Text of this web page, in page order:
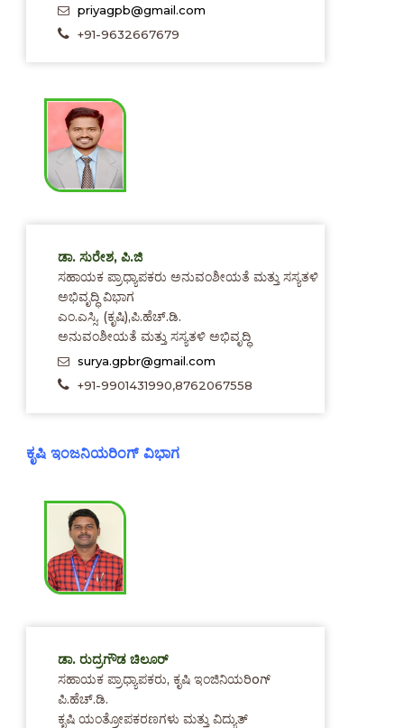
priyagpb@gmail.com
+91-9632667679
ಡಾ. ಸುರೇಶ, ಪಿ.ಜಿ
ಸಹಾಯಕ ಪ್ರಾಧ್ಯಾಪಕರು ಅನುವಂಶೀಯತೆ ಮತ್ತು ಸಸ್ಯತಳಿ
ಅಭಿವೃದ್ಧಿ ವಿಭಾಗ
ಎಂ.ಎಸ್ಸಿ. (ಕೃಷಿ),ಪಿ.ಹೆಚ್.ಡಿ.
ಅನುವಂಶೀಯತೆ ಮತ್ತು ಸಸ್ಯತಳಿ ಅಭಿವೃದ್ಧಿ
surya.gpbr@gmail.com
+91-9901431990,8762067558
ಕೃಷಿ ಇಂಜನಿಯರಿಂಗ್ ವಿಭಾಗ
ಡಾ. ರುದ್ರಗೌಡ ಚಿಲೂರ್
ಸಹಾಯಕ ಪ್ರಾಧ್ಯಾಪಕರು, ಕೃಷಿ ಇಂಜಿನಿಯರಿoಗ್
ಪಿ.ಹೆಚ್.ಡಿ.
ಕೃಷಿ ಯಂತ್ರೋಪಕರಣಗಳು ಮತ್ತು ವಿದ್ಯುತ್